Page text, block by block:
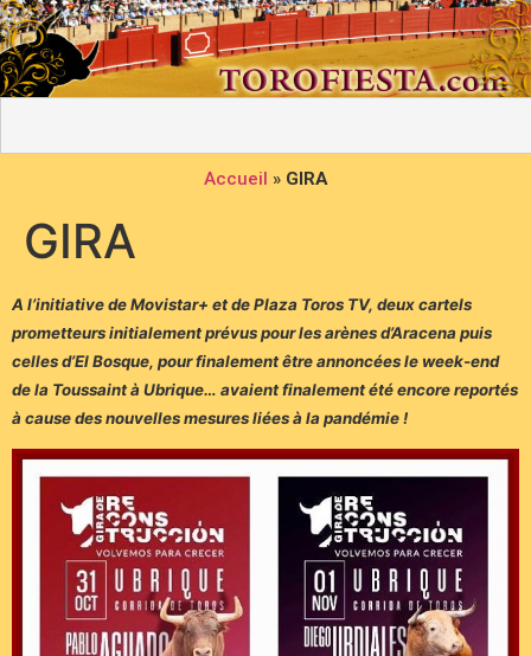
Accueil » GIRA
GIRA
A l’initiativede Movistar+ et de Plaza Toros TV, deux cartels
prometteurs initialement prévus pour les arènes d’Aracena puis
celles d’El Bosque, pour finalement être annoncées le week-end
de la Toussaint à Ubrique… avaient finalement été encore reportés
à cause des nouvelles mesures liées à la pandémie !